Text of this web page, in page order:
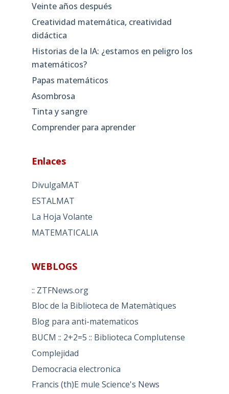
Veinte años después
Creatividad matemática, creatividad
didáctica
Historias de la IA: ¿estamos en peligro los
matemáticos?
Papas matemáticos
Asombrosa
Tinta y sangre
Comprender para aprender
Enlaces
DivulgaMAT
ESTALMAT
La Hoja Volante
MATEMATICALIA
WEBLOGS
:: ZTFNews.org
Bloc de la Biblioteca de Matemàtiques
Blog para anti-matematicos
BUCM :: 2+2=5 :: Biblioteca Complutense
Complejidad
Democracia electronica
Francis (th)E mule Science's News